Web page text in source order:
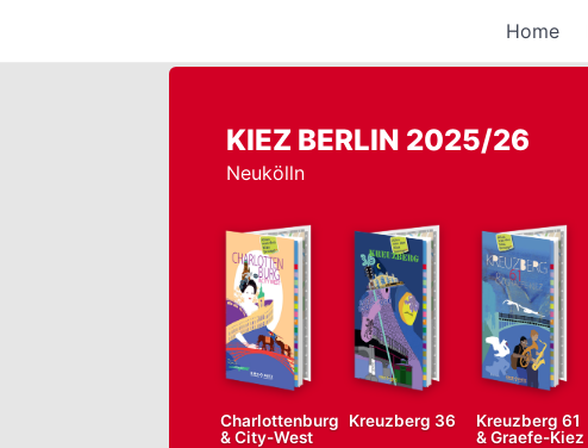
Home
KIEZ BERLIN 2025/26
Neukölln
Charlottenburg
& City-West
Kreuzberg 36
Kreuzberg 61
& Graefe-Kiez